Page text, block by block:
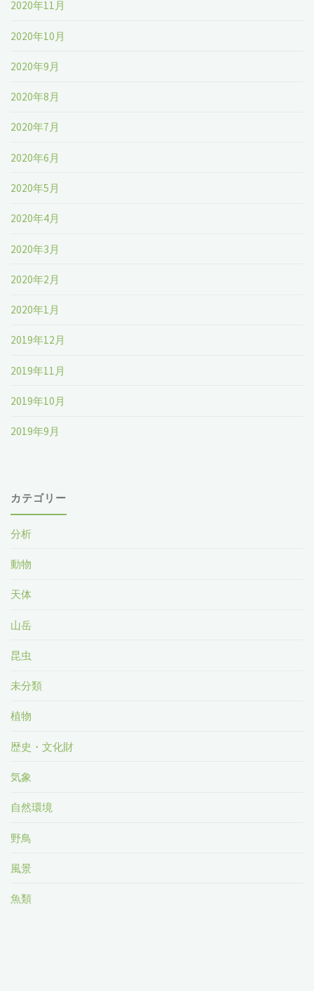
2020年11月
2020年10月
2020年9月
2020年8月
2020年7月
2020年6月
2020年5月
2020年4月
2020年3月
2020年2月
2020年1月
2019年12月
2019年11月
2019年10月
2019年9月
カテゴリー
分析
動物
天体
山岳
昆虫
未分類
植物
歴史・文化財
気象
自然環境
野鳥
風景
魚類